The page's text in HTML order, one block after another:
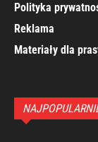
Polityka
Reklama
Materiały dla